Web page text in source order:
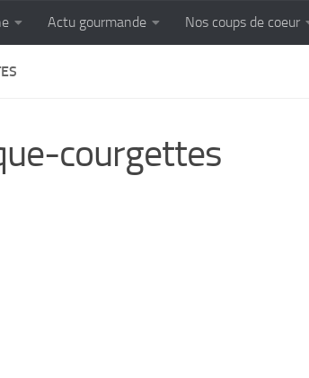
SANS
Actu gourmande Nos coups de coeur
courgettes